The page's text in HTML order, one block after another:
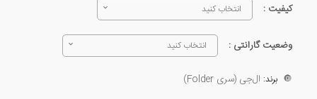
کیفیت : انتخاب کنید
وضعیت گارانتی : انتخاب کنید
🔘 برند: ال‌جی (سری Folder)